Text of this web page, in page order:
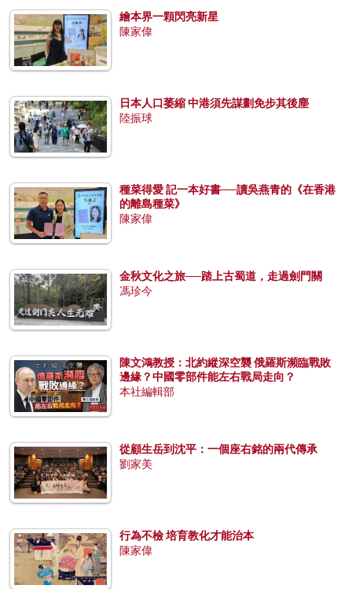
繪本界一顆閃亮新星
陳家偉
日本人口萎縮 中港須先謀劃免步其後塵
陸振球
種菜得愛 記一本好書──讀吳燕青的《在香港
的離島種菜》
陳家偉
金秋文化之旅──踏上古蜀道，走過劍門關
馮珍今
陳文鴻教授：北約縱深空襲 俄羅斯瀕臨戰敗
邊緣？中國零部件能左右戰局走向？
本社編輯部
從顧生岳到沈平：一個座右銘的兩代傳承
劉家美
行為不檢 培育教化才能治本
陳家偉